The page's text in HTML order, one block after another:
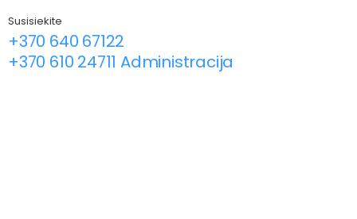
Susisiekite
+370 640 67122
+370 610 24711 Administracija